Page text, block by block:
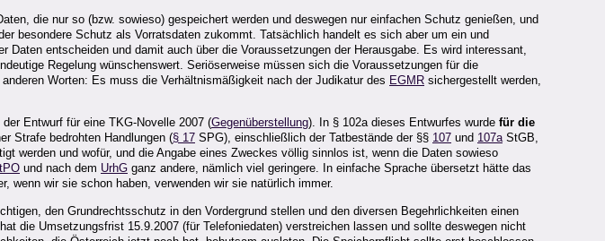
die nur so (bzw. sowieso) gespeichert werden und deswegen nur einfachen Schutz genießen, und
besondere Schutz als Vorratsdaten zukommt. Tatsächlich handelt es sich aber um ein und
entscheiden und damit auch über die Voraussetzungen der Herausgabe. Es wird interessant,
Regelung wünschenswert. Seriöserweise müssen sich die Voraussetzungen für die
Worten: Es muss die Verhältnismäßigkeit nach der Judikatur des EGMR sichergestellt werden,
Entwurf für eine TKG-Novelle 2007 (Gegenüberstellung). In § 102a dieses Entwurfes wurde für die
Strafe bedrohten Handlungen (§ 17 SPG), einschließlich der Tatbestände der §§ 107 und 107aStGB,
werden und wofür, und die Angabe eines Zweckes völlig sinnlos ist, wenn die Daten sowieso
und nach dem UrhG ganz andere, nämlich viel geringere. In einfache Sprache übersetzt hätte das
wenn wir sie schon haben, verwenden wir sie natürlich immer.
den Grundrechtsschutz in den Vordergrund stellen und den diversen Begehrlichkeiten einen
die Umsetzungsfrist 15.9.2007 (für Telefoniedaten) verstreichen lassen und sollte deswegen nicht